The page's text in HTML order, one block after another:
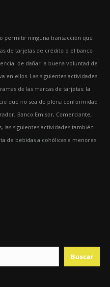
permitir ninguna transacción que
de tarjetas de crédito o el banco
de dañar la buena voluntad de
en ellos. Las siguientes actividades
de las marcas de tarjetas: la
que no sea de plena conformidad
Banco Emisor, Comerciante,
las siguientes actividades también
de bebidas alcohólicas a menores
Buscar